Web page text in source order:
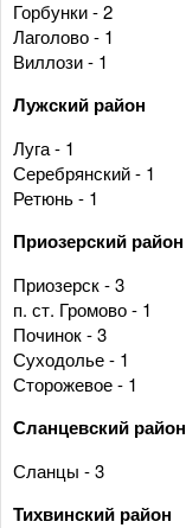
Горбунки - 2
Лаголово - 1
Виллози - 1
Лужский район
Луга - 1
Серебрянский - 1
Ретюнь - 1
Приозерский район
Приозерск - 3
п. ст. Громово - 1
Починок - 3
Суходолье - 1
Сторожевое - 1
Сланцевский район
Сланцы - 3
Тихвинский район